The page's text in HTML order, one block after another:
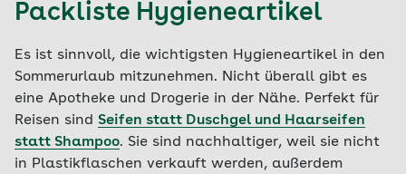
Packliste Hygieneartikel
Es ist sinnvoll, die wichtigsten Hygieneartikel in den
Sommerurlaub mitzunehmen. Nicht überall gibt es
eine Apotheke und Drogerie in der Nähe. Perfekt für
Reisen sind Seifen statt Duschgel und Haarseifen
statt Shampoo. Sie sind nachhaltiger, weil sie nicht
in Plastikflaschen verkauft werden, außerdem